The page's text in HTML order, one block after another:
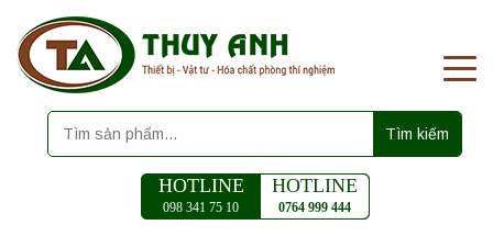
Tìm kiếm
HOTLINE
098 341 75 10
HOTLINE
0764 999 444